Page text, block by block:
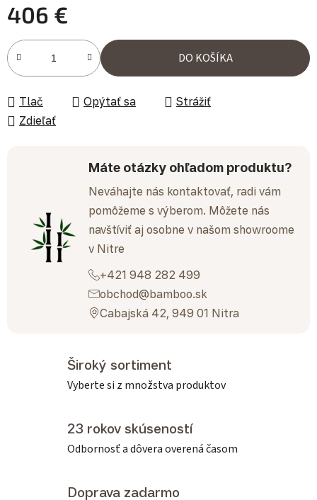
406 €
Jednotková cena:
DO KOŠÍKA
Tlač Opýtať sa
Strážiť
Zdieľať
Máte otázky ohľadom produktu?
Neváhajte nás kontaktovať, radi vám
pomôžeme s výberom. Môžete nás
navštíviť aj osobne v našom showroome
v Nitre
+421 948 282 499
obchod@bamboo.sk
Cabajská 42, 949 01 Nitra
Široký sortiment
Vyberte si z množstva produktov
23 rokov skúseností
Odbornosť a dôvera overená časom
Doprava zadarmo